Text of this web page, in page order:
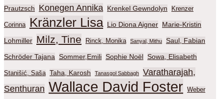
Prautzsch Konegen Annika Krenkel Gewndolyn Krenzer
Corinna Kränzler Lisa Lio Diona Aigner Marie-Kristin
Lohmiller Milz, Tine Rinck, Monika Sanyal, Mithu Saul, Fabian
Schröder Tajana Sommer,Emili Sophie Noël Sowa, Elisabeth
Stanišić, Saša Taha, Karosh Tanasgol Sabbagh
Varatharajah,
Senthuran Wallace David Foster Weber